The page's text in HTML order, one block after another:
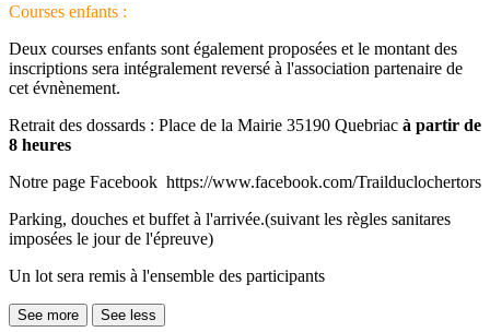
Courses enfants :
Deux courses enfants sont également proposées et le montant des
inscriptions sera intégralement reversé à l'association partenaire de
cet évnènement.
Retrait des dossards : Place de la Mairie 35190 Quebriac à partir de
8 heures
Notre page Facebook https://www.facebook.com/Trailduclochertors
Parking, douches et buffet à l'arrivée.(suivant les règles sanitares
imposées le jour de l'épreuve)
Un lot sera remis à l'ensemble des participants
See more See less